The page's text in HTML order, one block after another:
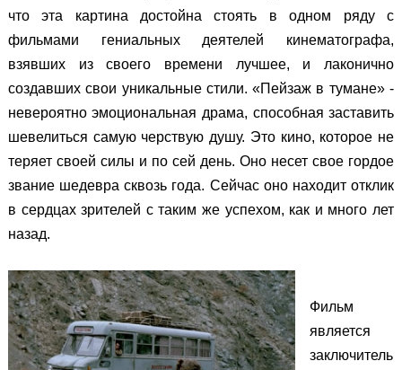
что эта картина достойна стоять в одном ряду с
фильмами гениальных деятелей кинематографа,
взявших из своего времени лучшее, и лаконично
создавших свои уникальные стили. «Пейзаж в тумане» -
невероятно эмоциональная драма, способная заставить
шевелиться самую черствую душу. Это кино, которое не
теряет своей силы и по сей день. Оно несет свое гордое
звание шедевра сквозь года. Сейчас оно находит отклик
в сердцах зрителей с таким же успехом, как и много лет
назад.
Фильм
является
заключитель